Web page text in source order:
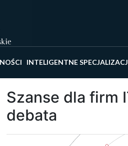
INTELIGENTNE
Szanse dla firm
debata